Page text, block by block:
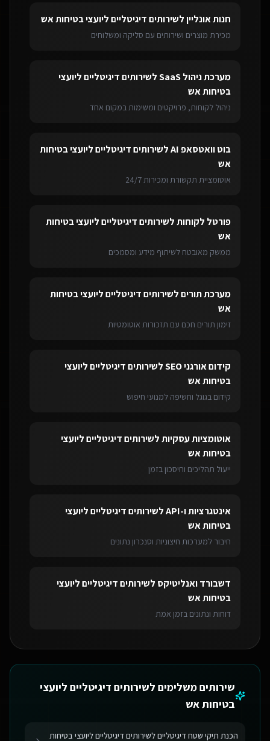
חנות אונלייןלשירותים דיגיטליים ליועצי בטיחות אש
מכירת מוצרים ושירותים עם סליקה ומשלוחים
מערכת ניהול SaaS לשירותים דיגיטליים ליועצי
בטיחות אש
ניהול לקוחות, פרויקטים ומשימות במקום אחד
בוט וואטסאפ AI לשירותים דיגיטליים ליועצי בטיחות
אש
אוטומציית תקשורת ומכירות 24/7
פורטל לקוחותלשירותים דיגיטליים ליועצי בטיחות
אש
ממשק מאובטח לשיתוף מידע ומסמכים
מערכת תוריםלשירותים דיגיטליים ליועצי בטיחות
אש
זימון תורים חכם עם תזכורות אוטומטיות
קידום אורגני SEO לשירותים דיגיטליים ליועצי
בטיחות אש
קידום בגוגל וחשיפה למנועי חיפוש
אוטומציות עסקיותלשירותים דיגיטליים ליועצי
בטיחות אש
ייעול תהליכים וחיסכון בזמן
אינטגרציות ו-API לשירותים דיגיטליים ליועצי
בטיחות אש
חיבור למערכות חיצוניות וסנכרון נתונים
דשבורד ואנליטיקס לשירותים דיגיטליים ליועצי
בטיחות אש
דוחות ונתונים בזמן אמת
שירותים משלימים לשירותים דיגיטליים ליועצי
בטיחות אש
הכנת תיקי שטח דיגיטליים לשירותים דיגיטליים ליועצי בטיחות